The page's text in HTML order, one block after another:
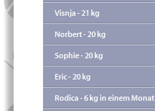
Visnja - 21 kg
Norbert - 20 kg
Sophie - 20 kg
Eric - 20 kg
Rodica - 6 kg in einem Monat